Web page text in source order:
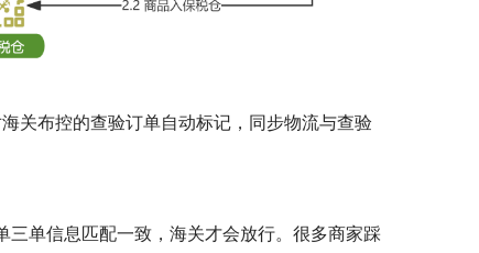
关布控的查验订单自动标记，同步物流与查验
单信息匹配一致，海关才会放行。很多商家踩